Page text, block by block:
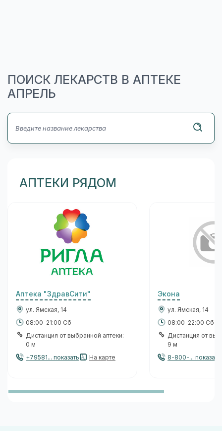
ПОИСК ЛЕКАРСТВ В АПТЕКЕ
АПРЕЛЬ
АПТЕКИ РЯДОМ
Аптека "ЗдравСити"
ул. Ямская, 14
08:00-21:00 Сб
Дистанция от выбранной аптеки:
0 м
+79581... показать
На карте
Экона
ул. Ямская, 14
08:00-22:00 Сб
Дистанция от
9 м
8-800-... показать